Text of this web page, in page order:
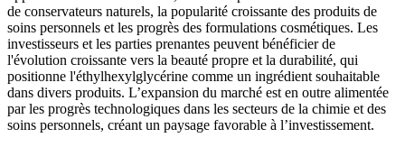
de conservateurs naturels, la popularité croissante des produits de
soins personnels et les progrès des formulations cosmétiques. Les
investisseurs et les parties prenantes peuvent bénéficier de
l'évolution croissante vers la beauté propre et la durabilité, qui
positionne l'éthylhexylglycérine comme un ingrédient souhaitable
dans divers produits. L’expansion du marché est en outre alimentée
par les progrès technologiques dans les secteurs de la chimie et des
soins personnels, créant un paysage favorable à l’investissement.